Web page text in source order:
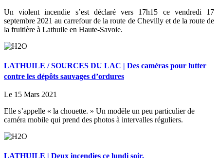
Un violent incendie s’est déclaré vers 17h15 ce vendredi 17
septembre 2021 au carrefour de la route de Chevilly et de la route de
la fruitière à Lathuile en Haute-Savoie.
LATHUILE / SOURCES DU LAC | Des caméras pour lutter
contre les dépôts sauvages d’ordures
Le 15 Mars 2021
Elle s’appelle « la chouette. » Un modèle un peu particulier de
caméra mobile qui prend des photos à intervalles réguliers.
LATHUILE | Deux incendies ce lundi soir.